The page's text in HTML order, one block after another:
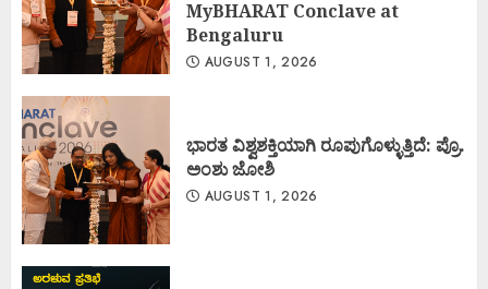
MyBHARAT Conclave at
Bengaluru
AUGUST 1, 2026
ಭಾರತ ವಿಶ್ವಶಕ್ತಿಯಾಗಿ ರೂಪುಗೊಳ್ಳುತ್ತಿದೆ: ಪ್ರೊ.
ಅಂಶು ಜೋಶಿ
AUGUST 1, 2026